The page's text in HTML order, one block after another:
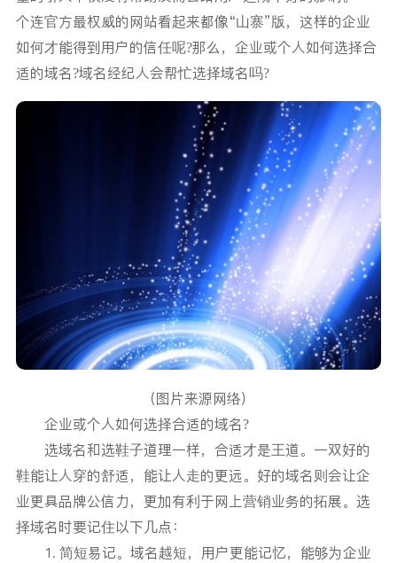
个连官方最权威的网站看起来都像“山寨”版，这样的企业
如何才能得到用户的信任呢?那么，企业或个人如何选择合
适的域名?域名经纪人会帮忙选择域名吗?
（图片来源网络）
企业或个人如何选择合适的域名?
选域名和选鞋子道理一样，合适才是王道。一双好的
鞋能让人穿的舒适，能让人走的更远。好的域名则会让企
业更具品牌公信力，更加有利于网上营销业务的拓展。选
择域名时要记住以下几点：
1. 简短易记。域名越短，用户更能记忆，能够为企业